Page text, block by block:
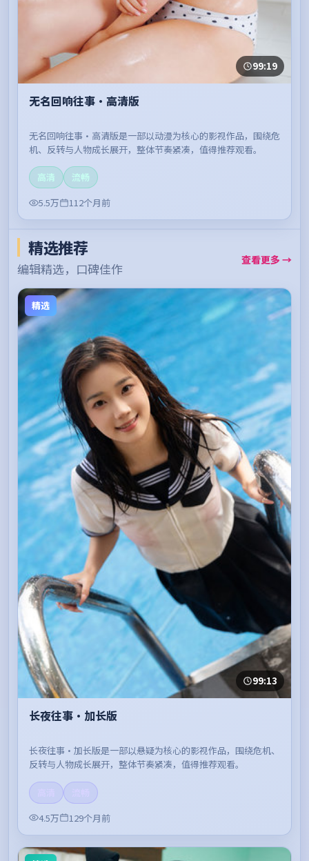
99:19
无名回响往事·高清版
无名回响往事·高清版是一部以动漫为核心的影视作品，围绕危
机、反转与人物成长展开，整体节奏紧凑，值得推荐观看。
高清
流畅
5.5万
112个月前
精选推荐
编辑精选，口碑佳作
查看更多 →
精选
99:13
长夜往事·加长版
长夜往事·加长版是一部以悬疑为核心的影视作品，围绕危机、
反转与人物成长展开，整体节奏紧凑，值得推荐观看。
4.5万
129个月前